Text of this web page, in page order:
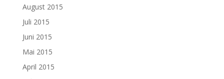
August 2015
Juli 2015
Juni 2015
Mai 2015
April 2015